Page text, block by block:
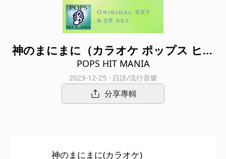
神のまにまに（カラオケ ポップス ヒッ
ト マニア）
POPS HIT MANIA
2023-12-25 · 日語/流行音樂
分享專輯
神のまにまに(カラオケ)